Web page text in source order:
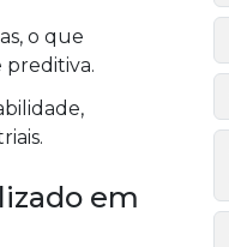
o que
preditiva.
em